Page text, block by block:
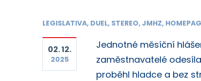
LEGISLATIVA, DUEL, STEREO, JMHZ,
02. 12.
2025
Jednotné měsíční
zaměstnavatelé
proběhl hladce a bez